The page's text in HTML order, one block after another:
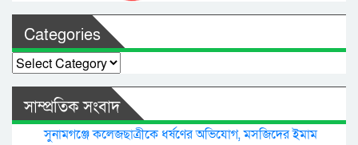
Categories
Categories
সাম্প্রতিক সংবাদ
সুনামগঞ্জে কলেজছাত্রীকে ধর্ষণের অভিযোগ, মসজিদের ইমাম